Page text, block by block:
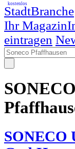
StadtBranche
Ihr Magazin
kostenlos
eintragen
SONECO